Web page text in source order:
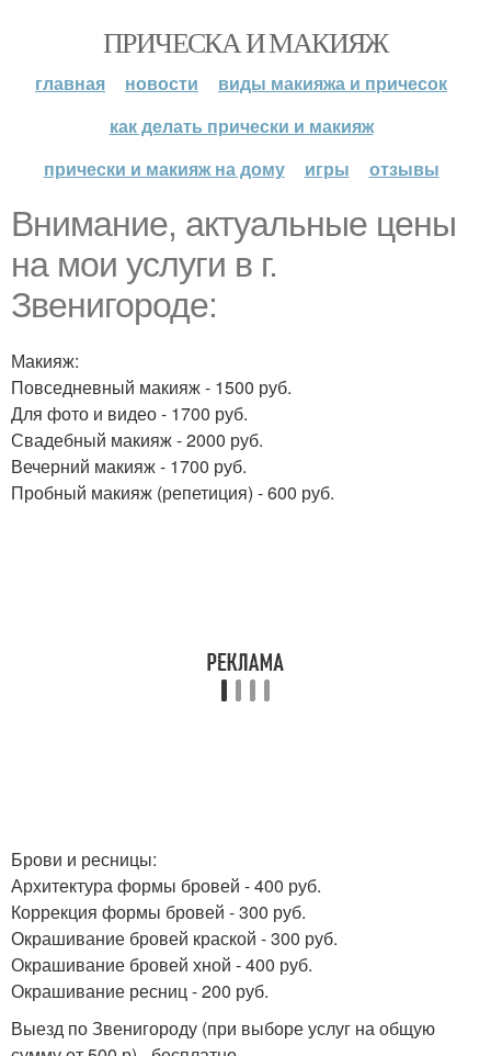
ПРИЧЕСКА И МАКИЯЖ
главная новости
виды макияжа и причесок
как делать прически и макияж
прически и макияж на дому
игры отзывы
Внимание, актуальные цены
на мои услуги в г.
Звенигороде:
Макияж:
Повседневный макияж - 1500 руб.
Для фото и видео - 1700 руб.
Свадебный макияж - 2000 руб.
Вечерний макияж - 1700 руб.
Пробный макияж (репетиция) - 600 руб.
Брови и ресницы:
Архитектура формы бровей - 400 руб.
Коррекция формы бровей - 300 руб.
Окрашивание бровей краской - 300 руб.
Окрашивание бровей хной - 400 руб.
Окрашивание ресниц - 200 руб.
Выезд по Звенигороду (при выборе услуг на общую